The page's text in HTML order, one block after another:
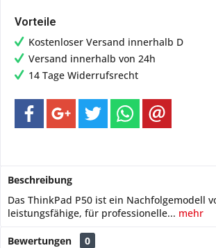
Vorteile
Kostenloser Versand innerhalb D
Versand innerhalb von 24h
14 Tage Widerrufsrecht
Beschreibung
Das ThinkPad P50 ist ein Nachfolgemodell
leistungsfähige, für professionelle... mehr
Bewertungen
0